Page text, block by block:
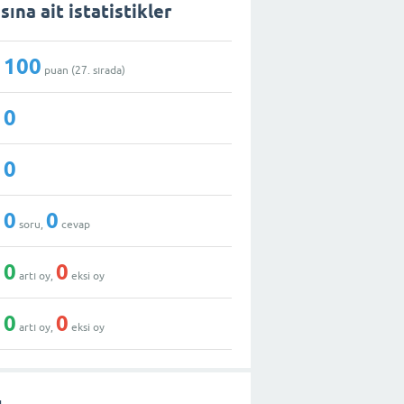
ait istatistikler
100 puan (27 . sırada)
0
0
0 soru,0 cevap
0 artı oy,0 eksi oy
0 artı oy,0 eksi oy